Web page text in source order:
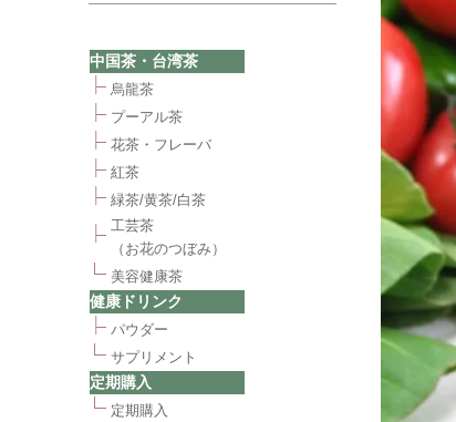
中国茶・台湾茶
烏龍茶
プーアル茶
花茶・フレーバ
紅茶
緑茶/黄茶/白茶
工芸茶
（お花のつぼみ）
美容健康茶
健康ドリンク
パウダー
サプリメント
定期購入
定期購入